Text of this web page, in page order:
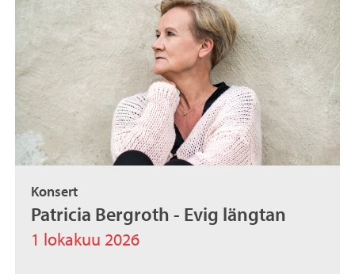
Konsert
Patricia Bergroth - Evig längtan
1 lokakuu 2026